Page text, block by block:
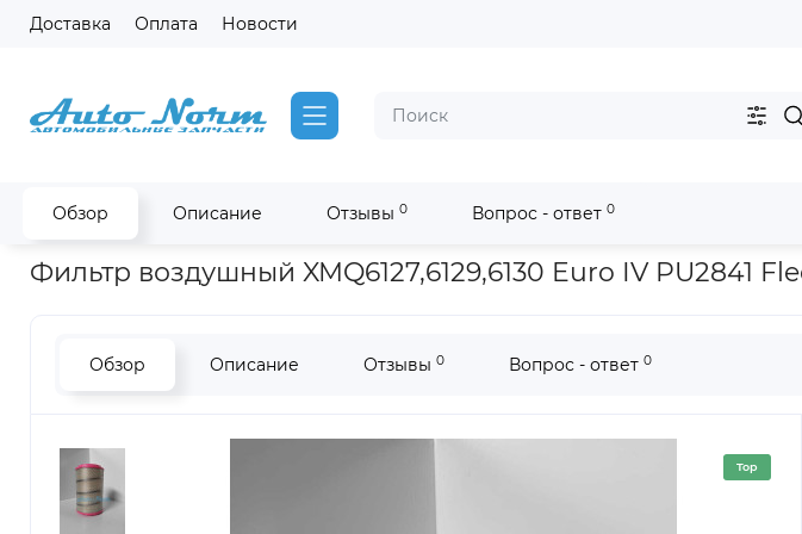
Доставка Оплата Новости
Обзор Описание Отзывы 0 Вопрос - ответ 0
Главная Фильтры Fleetguard на двигатель Cummins Фильтр воздушный наружний (Euro 4)
Фильтр воздушный XMQ6127,6129,6130 Euro IV PU2841
Обзор Описание Отзывы 0 Вопрос - ответ 0
Top